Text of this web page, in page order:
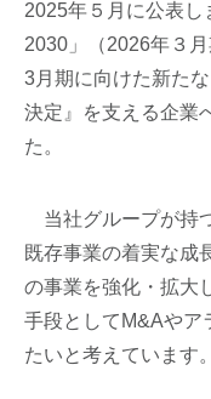
2025年５月に公表し
2030」（2026年３
3月期に向けた新た
決定』を支える企業
た。
当社グループが持
既存事業の着実な成
の事業を強化・拡大
手段としてM&Aやア
たいと考えています。